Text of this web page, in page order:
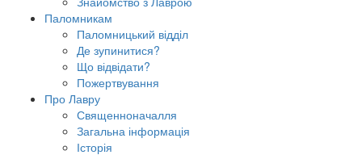
Паломникам
Паломницький відділ
Де зупинитися?
Що відвідати?
Пожертвування
Про Лавру
Священноначалля
Загальна інформація
Історія